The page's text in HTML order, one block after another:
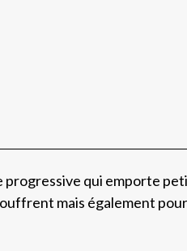
qui emporte
mais également